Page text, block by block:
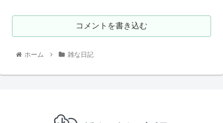
コメントを書き込む
ホーム 雑な日記